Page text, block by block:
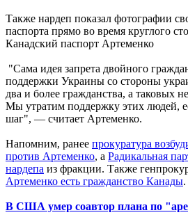
Также нардеп показал фотографии
паспорта прямо во время круглого
Канадский паспорт Артеменко
"Сама идея запрета двойного
поддержки Украины со стороны
два и более гражданства, а таковых
Мы утратим поддержку этих людей,
шаг", — считает Артеменко.
Напомним, ранее прокуратура
против Артеменко, а Радикальная
нардепа из фракции. Также
Артеменко есть гражданство Канады.
В США умер соавтор плана по